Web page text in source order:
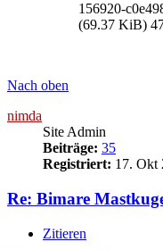
156920-
(69.37 KiB)
Nach oben
nimda
Site Admin
Beiträge: 35
Registriert: 17. Okt
Re: Bimare
Zitieren